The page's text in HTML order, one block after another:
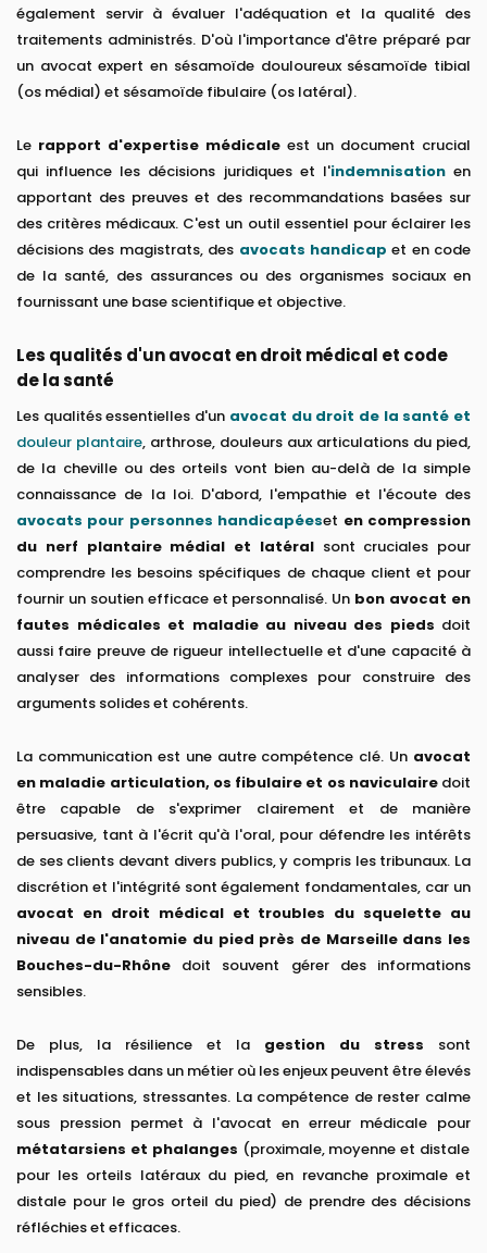
également servir à évaluer l'adéquation et la qualité des
traitements administrés. D'où l'importance d'être préparé par
un avocat expert en sésamoïde douloureux sésamoïde tibial
(os médial) et sésamoïde fibulaire (os latéral).
Le rapport d'expertise médicale est un document crucial
qui influence les décisions juridiques et l'indemnisationen
apportant des preuves et des recommandations basées sur
des critères médicaux. C'est un outil essentiel pour éclairer les
décisions des magistrats, des avocats handicap et en code
de la santé, des assurances ou des organismes sociaux en
fournissant une base scientifique et objective.
Les qualités d'un avocat en droit médical et code
de la santé
Les qualités essentielles d'un avocat du droit de la santé et
douleur plantaire, arthrose, douleurs aux articulations du pied,
de la cheville ou des orteils vont bien au-delà de la simple
connaissance de la loi. D'abord, l'empathie et l'écoute des
avocats pour personnes handicapéeset en compression
du nerf plantaire médial et latéralsont cruciales pour
comprendre les besoins spécifiques de chaque client et pour
fournir un soutien efficace et personnalisé. Un bon avocat en
fautes médicales et maladie au niveau des pieds doit
aussi faire preuve de rigueur intellectuelle et d'une capacité à
analyser des informations complexes pour construire des
arguments solides et cohérents.
La communication est une autre compétence clé. Un avocat
en maladie articulation, os fibulaire et os naviculairedoit
être capable de s'exprimer clairement et de manière
persuasive, tant à l'écrit qu'à l'oral, pour défendre les intérêts
de ses clients devant divers publics, y compris les tribunaux. La
discrétion et l'intégrité sont également fondamentales, car un
avocat en droit médical et troubles du squelette au
niveau de l'anatomie du pied près de Marseille dans les
Bouches-du-Rhône doit souvent gérer des informations
sensibles.
De plus, la résilience et la gestion du stress sont
indispensables dans un métier où les enjeux peuvent être élevés
et les situations, stressantes. La compétence de rester calme
sous pression permet à l'avocat en erreur médicale pour
métatarsiens et phalanges (proximale, moyenne et distale
pour les orteils latéraux du pied, en revanche proximale et
distale pour le gros orteil du pied) de prendre des décisions
réfléchies et efficaces.